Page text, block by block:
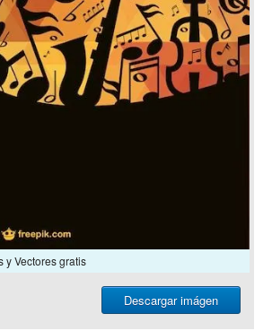
y Vectores gratis
Descargar imágen